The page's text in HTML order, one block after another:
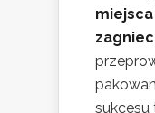
miejsca
sukcesu